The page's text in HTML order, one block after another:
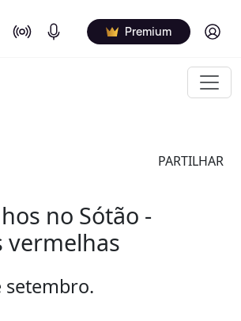
On Air Podcasts Premium Log in
PARTILHAR
no Sótão -
vermelhas
setembro.